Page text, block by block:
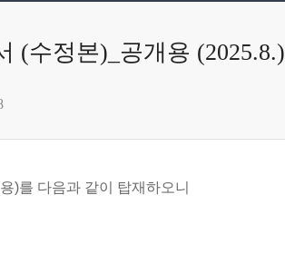
(수정본)_공개용 (2025.8.)
)를 다음과 같이 탑재하오니